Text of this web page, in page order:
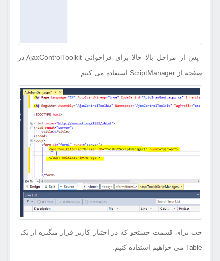
پس از مراحل بالا حالا برای فراخوانی AjaxControlToolkit در
صفحه از ScriptManager استفاده می کنیم.
خب برای قسمت جستجو که در اختیار کاربر قرار میگیره از یک
Table می خواهیم استفاده کنیم.